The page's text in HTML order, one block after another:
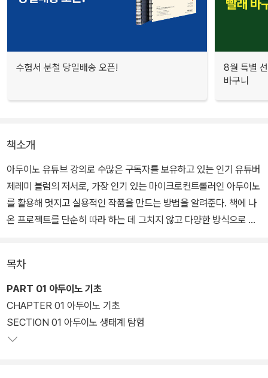
수험서 분철 당일배송 오픈!
8월 특별
바구니
책소개
아두이노 유튜브 강의로 수많은 구독자를 보유하고 있는 인기 유튜버
제레미 블럼의 저서로, 가장 인기 있는 마이크로컨트롤러인 아두이노
를 활용해 멋지고 실용적인 작품을 만드는 방법을 알려준다. 책에 나
온 프로젝트를 단순히 따라 하는 데 그치지 않고 다양한 방식으로 응
목차
PART 01 아두이노 기초
CHAPTER 01 아두이노 기초
SECTION 01 아두이노 생태계 탐험